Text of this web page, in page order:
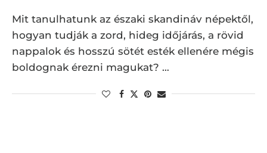
Mit tanulhatunk az északi skandináv népektől,
hogyan tudják a zord, hideg időjárás, a rövid
nappalok és hosszú sötét esték ellenére mégis
boldognak érezni magukat? …